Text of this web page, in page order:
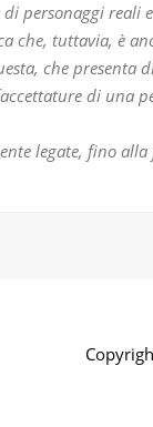
personaggi reali
tuttavia, è
che
di una
legate, fino